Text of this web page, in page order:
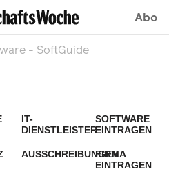
Abo
- SoftGuide
IT-
DIENSTLEISTER
SOFTWARE
EINTRAGEN
AUSSCHREIBUNGEN
FIRMA
EINTRAGEN